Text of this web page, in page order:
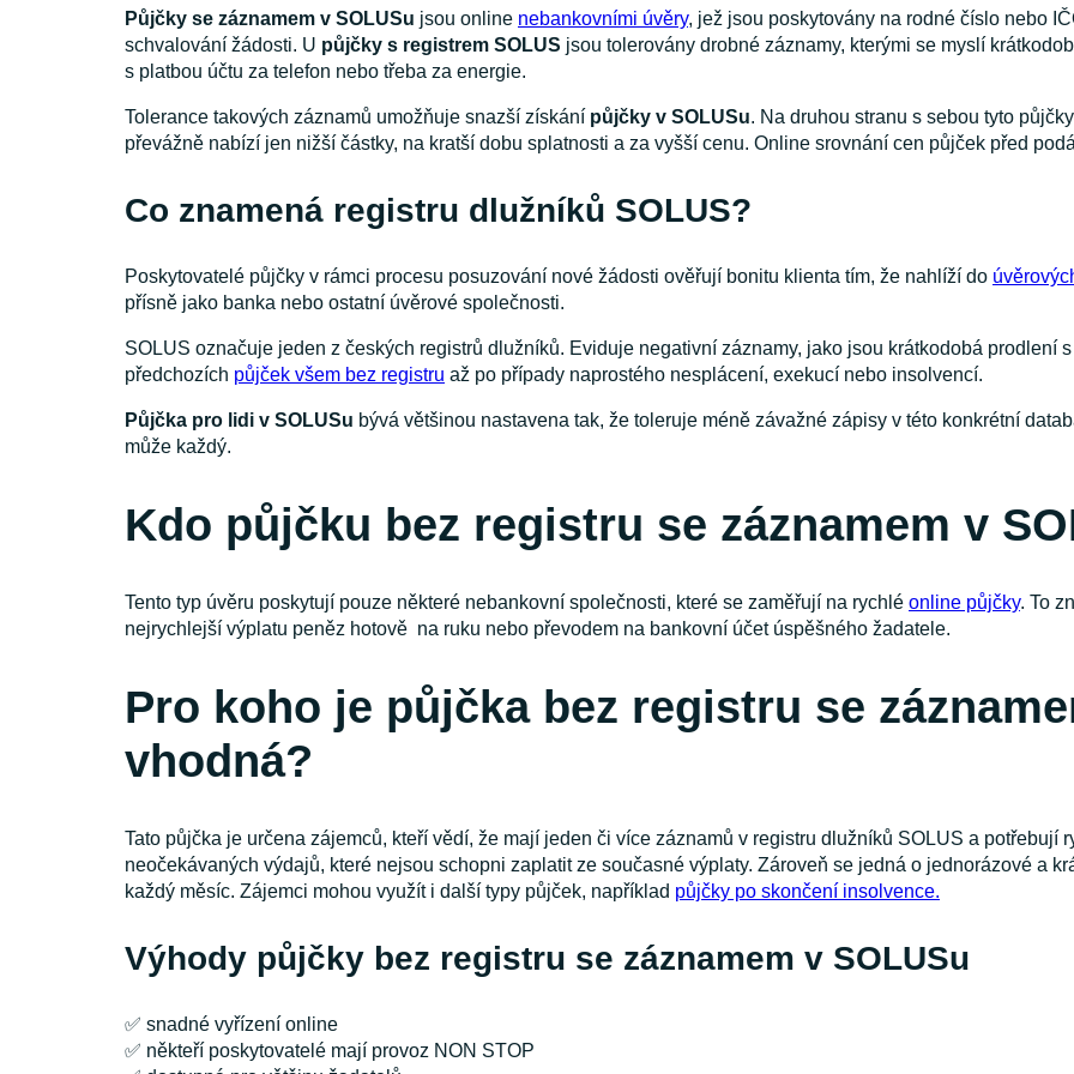
Půjčky se záznamem v SOLUSu jsou online nebankovními úvěry, jež jsou poskytovány na rodné číslo nebo
schvalování žádosti. U půjčky s registrem SOLUS jsou tolerovány drobné záznamy, kterými se myslí
s platbou účtu za telefon nebo třeba za energie.
Tolerance takových záznamů umožňuje snazší získání půjčky v SOLUSu. Na druhou stranu s sebou tyto
převážně nabízí jen nižší částky, na kratší dobu splatnosti a za vyšší cenu. Online srovnání cen půjček před
Co znamená registru dlužníků SOLUS?
Poskytovatelé půjčky v rámci procesu posuzování nové žádosti ověřují bonitu klienta tím, že nahlíží do
přísně jako banka nebo ostatní úvěrové společnosti.
SOLUS označuje jeden z českých registrů dlužníků. Eviduje negativní záznamy, jako jsou krátkodobá prodlení
předchozích půjček všem bez registru až po případy naprostého nesplácení, exekucí nebo insolvencí.
Půjčka pro lidi v SOLUSu bývá většinou nastavena tak, že toleruje méně závažné zápisy v této konkrétní
může každý.
Kdo půjčku bez registru se záznamem v
Tento typ úvěru poskytují pouze některé nebankovní společnosti, které se zaměřují na rychlé online půjčky. To
nejrychlejší výplatu peněz hotově na ruku nebo převodem na bankovní účet úspěšného žadatele.
Pro koho je půjčka bez registru se
vhodná?
Tato půjčka je určena zájemců, kteří vědí, že mají jeden či více záznamů v registru dlužníků SOLUS a potřebují
neočekávaných výdajů, které nejsou schopni zaplatit ze současné výplaty. Zároveň se jedná o jednorázové a
každý měsíc. Zájemci mohou využít i další typy půjček, například půjčky po skončení insolvence.
Výhody půjčky bez registru se záznamem v SOLUSu
✅ snadné vyřízení online
✅ někteří poskytovatelé mají provoz NON STOP